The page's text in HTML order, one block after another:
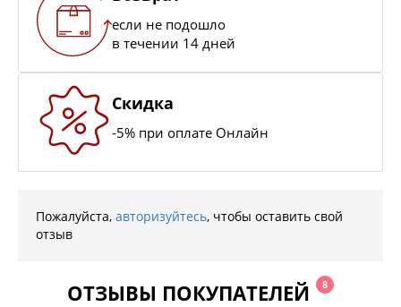
если не подошло
в течении 14 дней
Скидка
-5% при оплате Онлайн
Пожалуйста, авторизуйтесь, чтобы оставить свой
отзыв
ОТЗЫВЫ ПОКУПАТЕЛЕЙ 8